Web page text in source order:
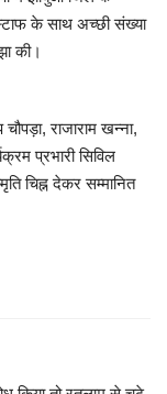
के साथ अच्छी संख्या
की।
राजाराम खन्ना,
प्रभारी सिविल
चिह्न देकर सम्मानित